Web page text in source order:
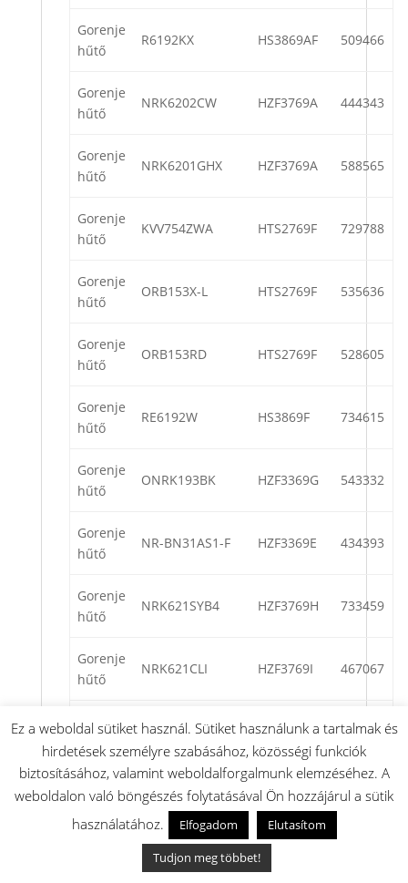
Gorenje
hűtő
R6192KX HS3869AF 509466
Gorenje
hűtő
NRK6202CW HZF3769A 444343
Gorenje
hűtő
NRK6201GHX HZF3769A 588565
Gorenje
hűtő
KVV754ZWA HTS2769F 729788
Gorenje
hűtő
ORB153X-L HTS2769F 535636
Gorenje
hűtő
ORB153RD HTS2769F 528605
Gorenje
hűtő
RE6192W HS3869F 734615
Gorenje
hűtő
ONRK193BK HZF3369G 543332
Gorenje
hűtő
NR-BN31AS1-F HZF3369E 434393
Gorenje
hűtő
NRK621SYB4 HZF3769H 733459
Gorenje
hűtő
NRK621CLI HZF3769I 467067
Gorenje
hűtő
FN6191CX-L ZOF2861A 494299
Gorenje
hűtő
NR-BD31EX1-E HZS3369AF 504189
K7900RD HZS3369
Ez a weboldal sütiket használ. Sütiket használunk a tartalmak és
hirdetések személyre szabásához, közösségi funkciók
biztosításához, valamint weboldalforgalmunk elemzéséhez. A
weboldalon való böngészés folytatásával Ön hozzájárul a sütik
használatához.
Elfogadom
Elutasítom
Tudjon meg többet!